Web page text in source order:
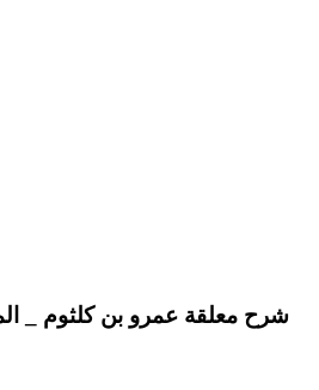
شرح معلقة عمرو بن كلثوم _